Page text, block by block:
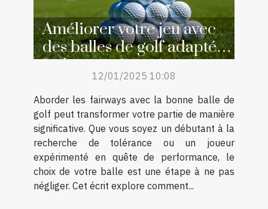
Améliorer votre jeu avec
des balles de golf adaptées
à chaque niveau
12/01/2025 10:08
Aborder les fairways avec la bonne balle de
golf peut transformer votre partie de manière
significative. Que vous soyez un débutant à la
recherche de tolérance ou un joueur
expérimenté en quête de performance, le
choix de votre balle est une étape à ne pas
négliger. Cet écrit explore comment...